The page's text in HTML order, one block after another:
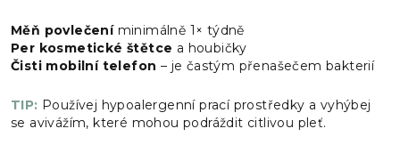
Měň povlečeníminimálně 1× týdně
Per kosmetické štětce a houbičky
Čisti mobilní telefon – je častým přenašečem bakterií
TIP: Používej hypoalergenní prací prostředky a vyhýbej
se avivážím, které mohou podráždit citlivou pleť.